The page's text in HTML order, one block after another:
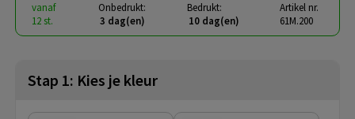
vanaf
12 st.
Onbedrukt:
3 dag(en)
Bedrukt:
10 dag(en)
Artikel nr.
61M.200
Stap 1: Kies je kleur